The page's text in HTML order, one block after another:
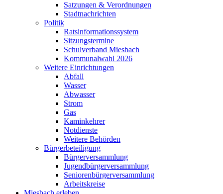
Satzungen & Verordnungen
Stadtnachrichten
Politik
Ratsinformationssystem
Sitzungstermine
Schulverband Miesbach
Kommunalwahl 2026
Weitere Einrichtungen
Abfall
Wasser
Abwasser
Strom
Gas
Kaminkehrer
Notdienste
Weitere Behörden
Bürgerbeteiligung
Bürgerversammlung
Jugendbürgerversammlung
Seniorenbürgerversammlung
Arbeitskreise